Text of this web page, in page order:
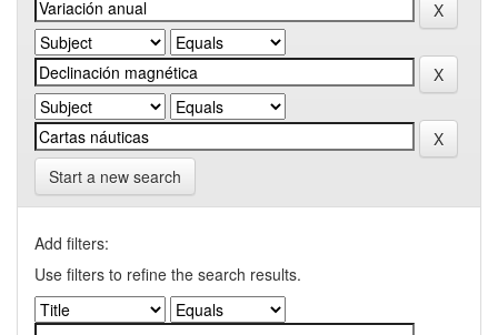
Start a new search
Add filters:
Use filters to refine the search results.